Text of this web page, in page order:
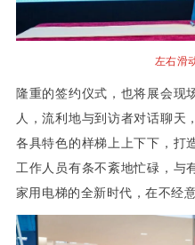
左右滑
隆重的签约仪式，也将展会现
人，流利地与到访者对话聊天
各具特色的样梯上上下下，打
工作人员有条不紊地忙碌，与
家用电梯的全新时代，在不经